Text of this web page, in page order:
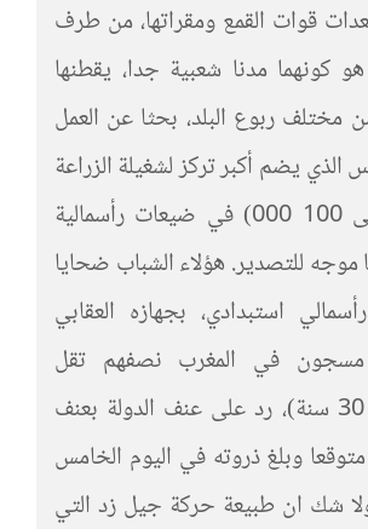
قوات القمع ومقراتها، من طرف
كونهما مدنا شعبية جدا، يقطنها
مختلف ربوع البلد، بحثا عن العمل
يضم أكبر تركز لشغيلة الزراعة
(000 70 إلى 000 100) في ضيعات رأسمالية
موجه للتصدير. هؤلاء الشباب ضحايا
استبدادي، بجهازه العقابي
مسجون في المغرب نصفهم تقل
أعمارهم عن 30 سنة)، رد على عنف الدولة بعنف
وبلغ ذروته في اليوم الخامس
ولا شك ان طبيعة حركة جيل زد التي